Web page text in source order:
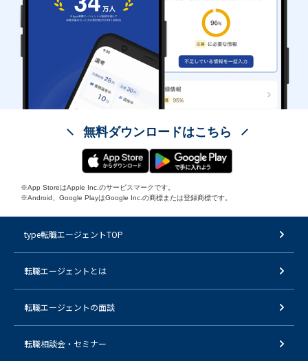
無料ダウンロードはこちら
※App StoreはApple Inc.のサービスマークです。
※Android、Google PlayはGoogle Inc.の商標または登録商標です。
type転職エージェントTOP
転職エージェントとは
転職エージェントの面談
転職相談会・セミナー